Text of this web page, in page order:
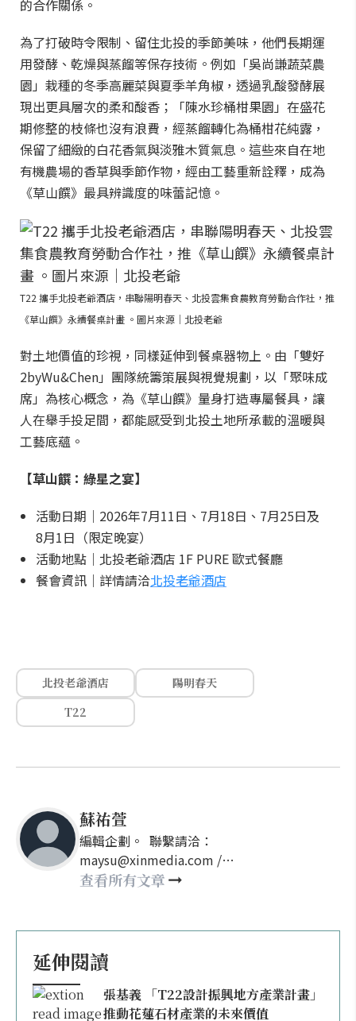
的合作關係。
為了打破時令限制、留住北投的季節美味，他們長期運
用發酵、乾燥與蒸餾等保存技術。例如「吳尚謙蔬菜農
園」栽種的冬季高麗菜與夏季羊角椒，透過乳酸發酵展
現出更具層次的柔和酸香；「陳水珍桶柑果園」在盛花
期修整的枝條也沒有浪費，經蒸餾轉化為桶柑花純露，
保留了細緻的白花香氣與淡雅木質氣息。這些來自在地
有機農場的香草與季節作物，經由工藝重新詮釋，成為
《草山饌》最具辨識度的味蕾記憶。
T22 攜手北投老爺酒店，串聯陽明春天、北投雲集食農教育勞動合作社，推
《草山饌》永續餐桌計畫 。圖片來源｜北投老爺
對土地價值的珍視，同樣延伸到餐桌器物上。由「雙好
2byWu&Chen」團隊統籌策展與視覺規劃，以「聚味成
席」為核心概念，為《草山饌》量身打造專屬餐具，讓
人在舉手投足間，都能感受到北投土地所承載的溫暖與
工藝底蘊。
【草山饌：綠星之宴】
活動日期｜2026年7月11日、7月18日、7月25日及
8月1日（限定晚宴）
活動地點｜北投老爺酒店 1F PURE 歐式餐廳
餐會資訊｜詳情請洽北投老爺酒店
北投老爺酒店
陽明春天
T22
蘇祐萱
編輯企劃。 聯繫請洽：
maysu@xinmedia.com /
may860527@gmail.com
查看所有文章
延伸閱讀
張基義 「T22設計振興地方產業計畫」
推動花蓮石材產業的未來價值